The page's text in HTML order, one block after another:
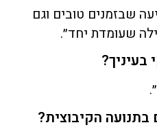
שבזמנים טובים וגם
שעומדת יחד״.
בעיניך?
הקיבוצית?